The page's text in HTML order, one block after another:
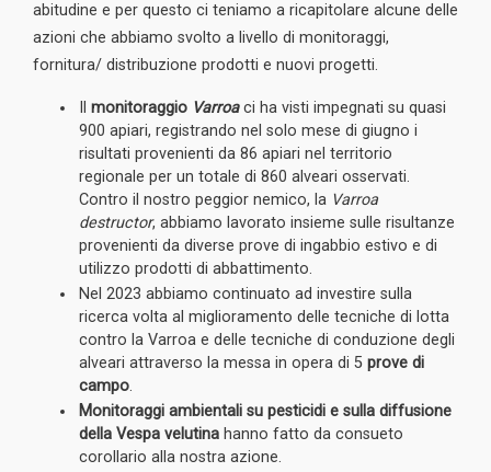
abitudine e per questo ci teniamo a ricapitolare alcune delle
azioni che abbiamo svolto a livello di monitoraggi,
fornitura/ distribuzione prodotti e nuovi progetti.
monitoraggio Varroaci ha visti impegnati su quasi
900 apiari, registrando nel solo mese di giugno i
risultati provenienti da 86 apiari nel territorio
regionale per un totale di 860 alveari osservati.
Contro il nostro peggior nemico, la Varroa
destructor, abbiamo lavorato insieme sulle risultanze
provenienti da diverse prove di ingabbio estivo e di
utilizzo prodotti di abbattimento.
Nel 2023 abbiamo continuato ad investire sulla
ricerca volta al miglioramento delle tecniche di lotta
contro la Varroa e delle tecniche di conduzione degli
alveari attraverso la messa in opera di 5 prove di
campo.
Monitoraggi ambientali su pesticidi e sulla diffusione
della Vespa velutina hanno fatto da consueto
corollario alla nostra azione.